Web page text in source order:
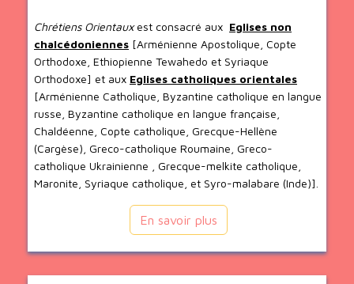
Chrétiens Orientauxest consacré aux Eglises non
chalcédoniennes [Arménienne Apostolique, Copte
Orthodoxe, Ethiopienne Tewahedo et Syriaque
Orthodoxe] et aux Eglises catholiques orientales
[Arménienne Catholique, Byzantine catholique en langue
russe, Byzantine catholique en langue française,
Chaldéenne, Copte catholique, Grecque-Hellène
(Cargèse), Greco-catholique Roumaine, Greco-
catholique Ukrainienne , Grecque-melkite catholique,
Maronite, Syriaque catholique, et Syro-malabare (Inde)].
En savoir plus